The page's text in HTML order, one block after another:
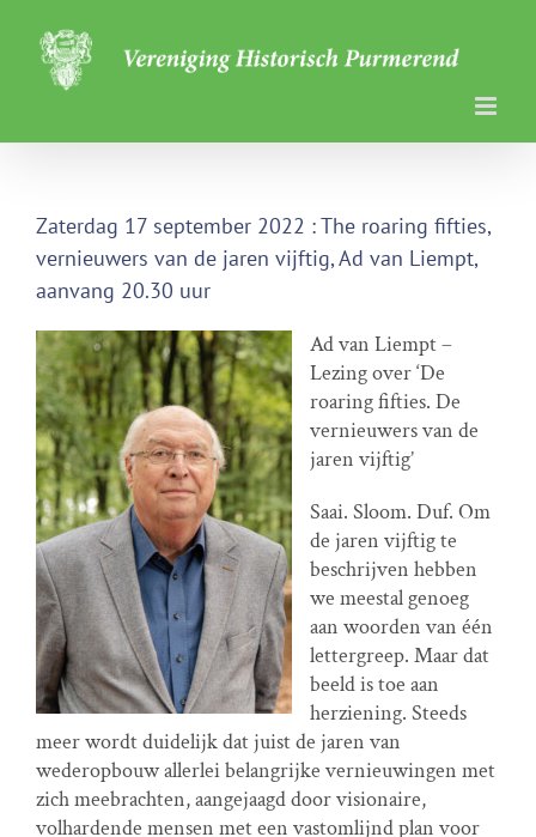
inhoud
Zaterdag 17 september 2022 : The roaring fifties,
vernieuwers van de jaren vijftig, Ad van Liempt,
aanvang 20.30 uur
Ad van Liempt –
Lezing over ‘De
roaring fifties. De
vernieuwers van de
jaren vijftig’
Saai. Sloom. Duf. Om
de jaren vijftig te
beschrijven hebben
we meestal genoeg
aan woorden van één
lettergreep. Maar dat
beeld is toe aan
herziening. Steeds
meer wordt duidelijk dat juist de jaren van
wederopbouw allerlei belangrijke vernieuwingen met
zich meebrachten, aangejaagd door visionaire,
volhardende mensen met een vastomlijnd plan voor